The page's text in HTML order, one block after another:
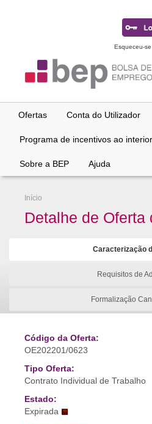
Esqueceu-
Ofertas Conta do Utilizador
Programa de incentivos ao interior
Sobre a BEP Ajuda
Início
Detalhe de Oferta
Caracterização
Requisitos de
Formalização
Código da Oferta:
OE202201/0623
Tipo Oferta:
Contrato Individual de Trabalho
Estado:
Expirada